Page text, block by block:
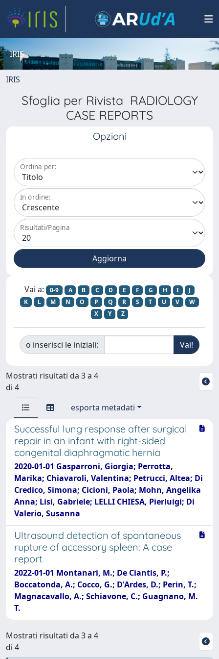
IRIS
IRIS
Sfoglia per Rivista RADIOLOGY
CASE REPORTS
Opzioni
Ordina per:
In ordine:
Risultati/Pagina
Vai a: 0-9 A B C D E F G H I
J
K
L M N O P Q R S T U V
W
X
Y Z
o inserisci le iniziali:
Mostrati risultati da 3 a 4
di 4
esporta metadati
Successful lung response after surgical
repair in an infant with right-sided
congenital diaphragmatic hernia
2020-01-01 Gasparroni, Giorgia; Perrotta,
Marika; Chiavaroli, Valentina; Petrucci, Altea; Di
Credico, Simona; Cicioni, Paola; Mohn, Angelika
Anna; Lisi, Gabriele; LELLI CHIESA, Pierluigi; Di
Valerio, Susanna
Ultrasound detection of spontaneous
rupture of accessory spleen: A case
report
2022-01-01 Montanari, M.; De Ciantis, P.;
Boccatonda, A.; Cocco, G.; D'Ardes, D.; Perin, T.;
Magnacavallo, A.; Schiavone, C.; Guagnano, M.
T.
Mostrati risultati da 3 a 4
di 4